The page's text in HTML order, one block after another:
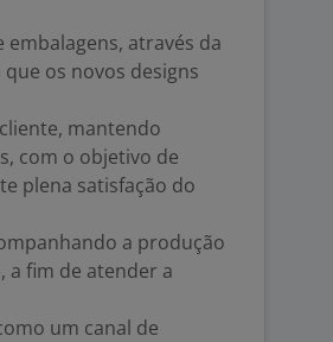
através da
os novos designs
mantendo
com o objetivo de
plena satisfação do
a produção
a fim de atender a
um canal de